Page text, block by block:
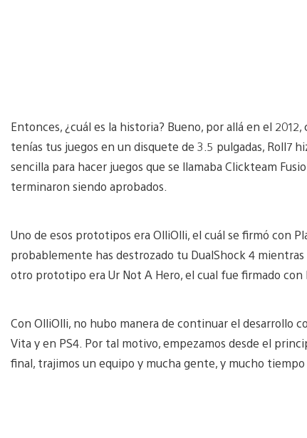
Entonces, ¿cuál es la historia? Bueno, por allá en el
tenías tus juegos en un disquete de 3.5 pulgadas,
sencilla para hacer juegos que se llamaba Clickteam
terminaron siendo aprobados.
Uno de esos prototipos era OlliOlli, el cuál se firmó con
probablemente has destrozado tu DualShock 4
otro prototipo era Ur Not A Hero, el cual fue firmado con
Con OlliOlli, no hubo manera de continuar el desarrollo
Vita y en PS4. Por tal motivo, empezamos desde el
final, trajimos un equipo y mucha gente, y mucho